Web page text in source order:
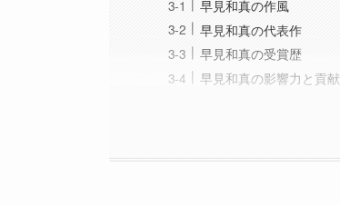
早見和真の作風
早見和真の代表作
早見和真の受賞歴
早見和真の影響力と貢献